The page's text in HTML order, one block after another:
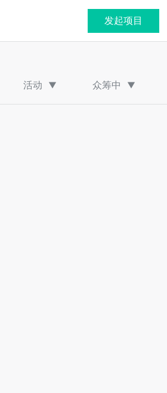
发起项目
活动 众筹中